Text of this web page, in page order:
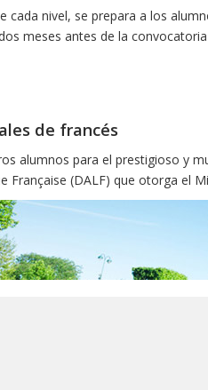
cada nivel, se prepara a los
meses antes de la
de francés
alumnos para el prestigioso y
Française (DALF) que otorga el